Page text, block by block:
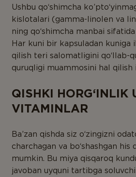
Ushbu qo‘shimcha
kislotalari (gamma-linolen va
ning qo‘shimcha manbai
Har kuni bir kapsuladan kuniga
qilish teri salomatligini qo‘llab-
quruqligi muammosini hal qilish
QISHKI HORG‘INLIK
VITAMINLAR
Ba’zan qishda siz o‘zingizni
charchagan va bo‘shashgan his
mumkin. Bu miya qisqaroq
javoban uyquni tartibga